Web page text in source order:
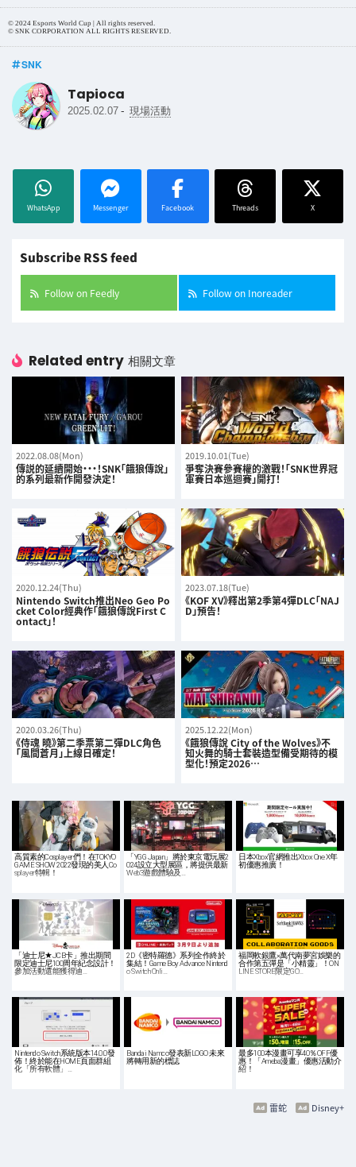
© 2024 Esports World Cup | All rights reserved.
© SNK CORPORATION ALL RIGHTS RESERVED.
SNK
Tapioca
2025.02.07 - 現場活動
WhatsApp Messenger Facebook Threads X
Subscribe RSS feed
Follow on Feedly Follow on Inoreader
Related entry 相關文章
2022.08.08(Mon)
傳説的延續開始・・・！SNK「餓狼傳說」
的系列最新作開發決定！
2019.10.01(Tue)
爭奪決賽參賽權的激戰！「SNK世界冠
軍賽日本巡迴賽」開打！
2020.12.24(Thu)
Nintendo Switch推出Neo Geo Po
cket Color經典作「餓狼傳說First C
ontact」！
2023.07.18(Tue)
《KOF XV》釋出第2季第4彈DLC「NAJ
D」預告！
2020.03.26(Thu)
《侍魂 曉》第二季票第二彈DLC角色
「風間蒼月」上線日確定！
2025.12.22(Mon)
《餓狼傳說 City of the Wolves》不
知火舞的騎士套裝造型備受期待的模
型化！預定2026…
高質素的Cosplayer們！在TOKYO
GAME SHOW 2022發現的美人Co
splayer特輯！
「YGG Japan」將於東京電玩展2
024設立大型展區，將提供最新
Web3遊戲體驗及…
日本Xbox官網推出Xbox One X年
初優惠推廣！
「迪士尼★JCB卡」推出期間
限定迪士尼100周年紀念設計！
參加活動還能獲得迪…
2D《密特羅德》系列全作終於
集結！Game Boy Advance Nintend
o Switch Onli…
福岡軟銀鷹×萬代南夢宮娛樂的
合作第五彈是「小精靈」！ON
LINE STORE限定GO…
Nintendo Switch系統版本14.0.0發
佈！終於能在HOME頁面群組
化「所有軟體」…
Bandai Namco發表新LOGO 未來
將轉用新的標誌
最多100本漫畫可享40％OFF優
惠！「Ameba漫畫」優惠活動介
紹！
Disney+
雷蛇